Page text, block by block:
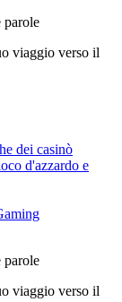
parole
viaggio verso il
dei casinò
d'azzardo e
parole
viaggio verso il